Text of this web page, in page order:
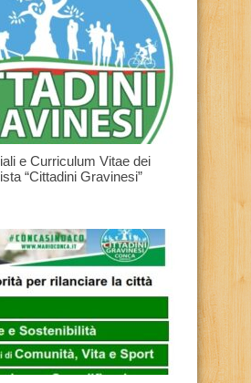
e Curriculum Vitae dei
“Cittadini Gravinesi”